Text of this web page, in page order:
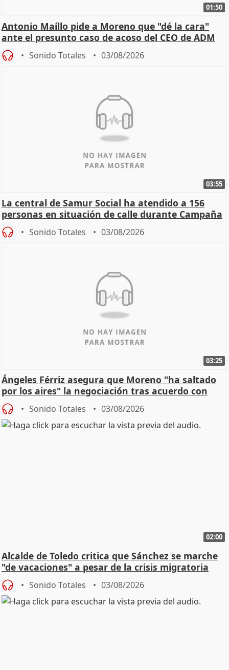
01:50
Antonio Maíllo pide a Moreno que "dé la cara"
ante el presunto caso de acoso del CEO de ADM
Sonido Totales 03/08/2026
03:55
La central de Samur Social ha atendido a 156
personas en situación de calle durante Campaña
de Calor
Sonido Totales 03/08/2026
03:25
Ángeles Férriz asegura que Moreno "ha saltado
por los aires" la negociación tras acuerdo con
SMA
Sonido Totales 03/08/2026
02:00
Alcalde de Toledo critica que Sánchez se marche
"de vacaciones" a pesar de la crisis migratoria
Sonido Totales 03/08/2026